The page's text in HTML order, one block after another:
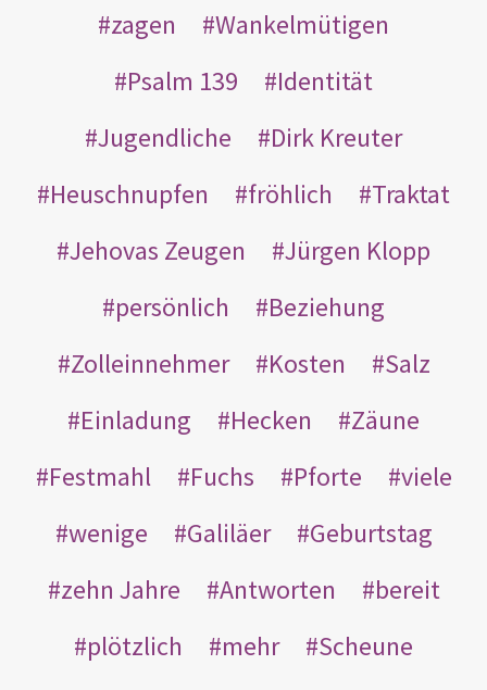
zagen
Wankelmütigen
Psalm 139
Identität
Jugendliche
Dirk Kreuter
Heuschnupfen
fröhlich
Traktat
Jehovas Zeugen
Jürgen Klopp
persönlich
Beziehung
Zolleinnehmer
Kosten
Salz
Einladung
Hecken
Zäune
Festmahl
Fuchs Pforte
viele
wenige
Galiläer
Geburtstag
zehn Jahre
Antworten
bereit
plötzlich
mehr
Scheune